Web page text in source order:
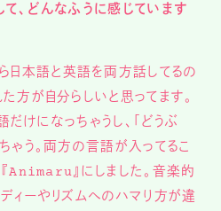
、どんなふうに感じています
日本語と英語を両方話してるの
方が自分らしいと思ってます。
けになっちゃうし、「どうぶ
ゃう。両方の言語が入ってるこ
Animaru』にしました。音楽的
ィーやリズムへのハマり方が違